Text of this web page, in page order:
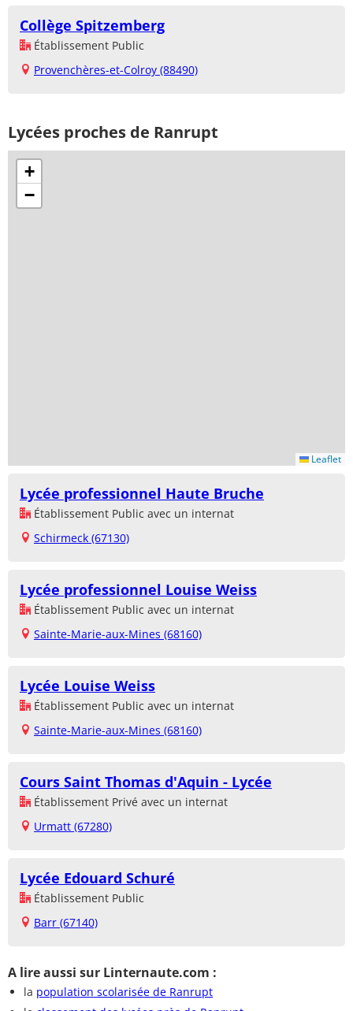
Collège Spitzemberg
Établissement Public
Provenchères-et-Colroy (88490)
Lycées proches de Ranrupt
+
−
Leaflet
Lycée professionnel Haute Bruche
Établissement Public avec un internat
Schirmeck (67130)
Lycée professionnel Louise Weiss
Établissement Public avec un internat
Sainte-Marie-aux-Mines (68160)
Lycée Louise Weiss
Établissement Public avec un internat
Sainte-Marie-aux-Mines (68160)
Cours Saint Thomas d'Aquin - Lycée
Établissement Privé avec un internat
Urmatt (67280)
Lycée Edouard Schuré
Établissement Public
Barr (67140)
A lire aussi sur Linternaute.com :
la population scolarisée de Ranrupt